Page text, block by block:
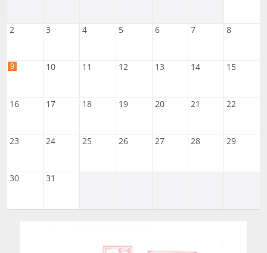
2 3 4 5 6 7 8
9 10 11 12 13 14 15
16 17 18 19 20 21 22
23 24 25 26 27 28 29
30 31